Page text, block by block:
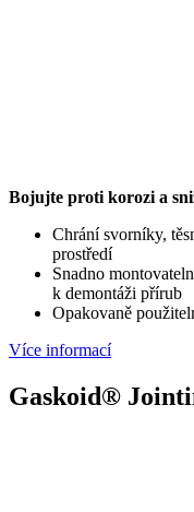
Bojujte proti korozi a
Chrání svorníky,
prostředí
Snadno
k demontáži přírub
Opakovaně
Více informací
Gaskoid®